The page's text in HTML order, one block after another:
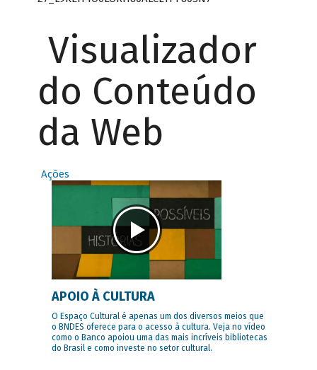
Visualizador
do Conteúdo
da Web
Ações
APOIO À CULTURA
O Espaço Cultural é apenas um dos diversos meios que
o BNDES oferece para o acesso à cultura. Veja no vídeo
como o Banco apoiou uma das mais incríveis bibliotecas
do Brasil e como investe no setor cultural.